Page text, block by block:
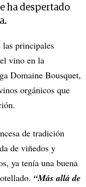
ha despertado
las principales
vino en la
Domaine Bousquet,
orgánicos que
de tradición
de viñedos y
ya tenía una buena
“Más allá de